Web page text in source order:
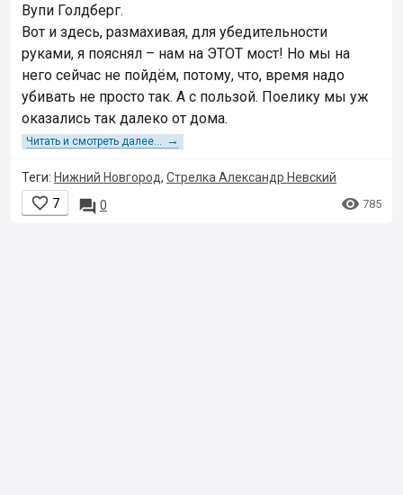
Вупи Голдберг.
Вот и здесь, размахивая, для убедительности
руками, я пояснял – нам на ЭТОТ мост! Но мы на
него сейчас не пойдём, потому, что, время надо
убивать не просто так. А с пользой. Поелику мы уж
оказались так далеко от дома.
Читать и смотреть далее... →
Теги: Нижний Новгород, Стрелка Александр Невский
 7  0  785